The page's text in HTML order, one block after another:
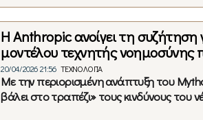
Η Anthropic ανοίγει τη συζήτηση
μοντέλου τεχνητής νοημοσύνης
20/04/2026 21:56 ΤΕΧΝΟΛΟΓΊΑ
Με την περιορισμένη ανάπτυξη του
βάλει στο τραπέζι» τους κινδύνους του